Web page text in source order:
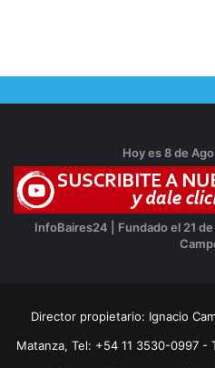
Hoy es 8 de
InfoBaires24 | Fundado el 21
Director propietario: Ignacio
Matanza, Tel: +54 11 3530-0997